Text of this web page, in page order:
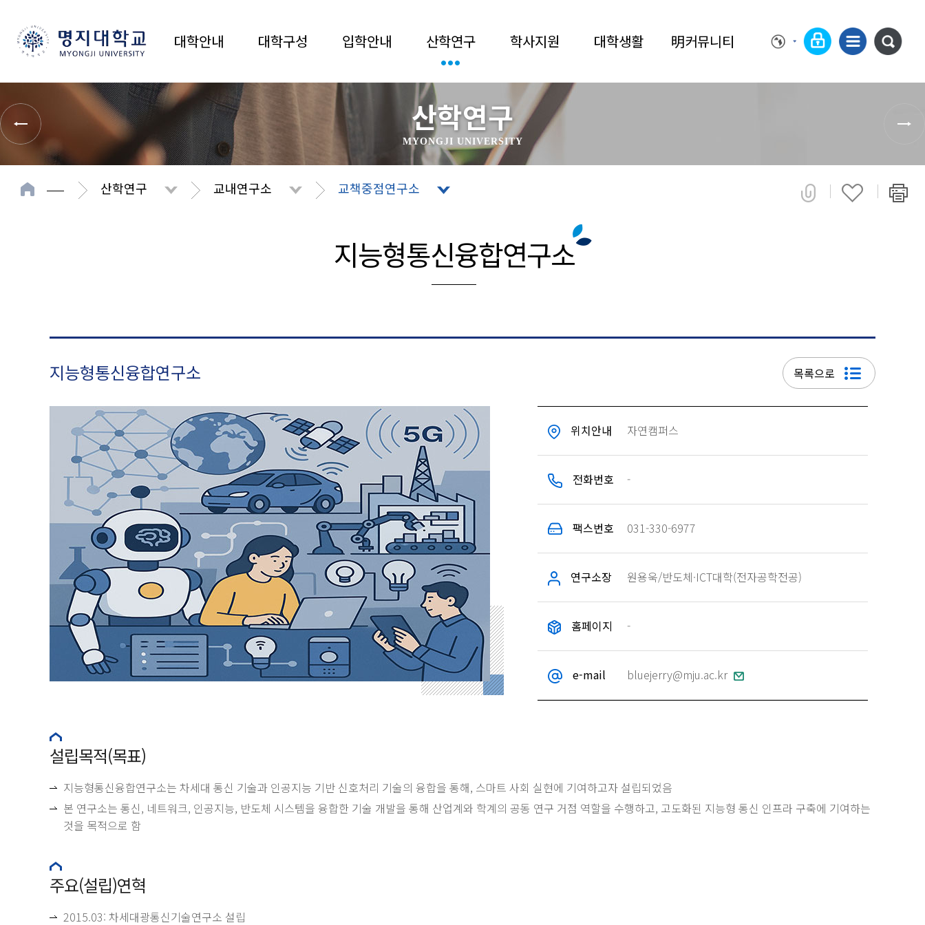
대학안내 대학구성 입학안내 산학연구 학사지원 대학생활 明커뮤니티
산학연구
MYONGJI UNIVERSITY
산학연구 교내연구소 교책중점연구소
지능형통신융합연구소
지능형통신융합연구소 목록으로
위치안내 자연캠퍼스
전화번호 -
팩스번호 031-330-6977
연구소장 원용욱/반도체·ICT대학(전자공학전공)
홈페이지 -
e-mail bluejerry@mju.ac.kr
설립목적(목표)
지능형통신융합연구소는 차세대 통신 기술과 인공지능 기반 신호처리 기술의 융합을 통해, 스마트 사회 실현에 기여하고자 설립되었음
본 연구소는 통신, 네트워크, 인공지능, 반도체 시스템을 융합한 기술 개발을 통해 산업계와 학계의 공동 연구 거점 역할을 수행하고, 고도화된 지능형 통신 인프라 구축에 기여하는
것을 목적으로 함
주요(설립)연혁
2015.03: 차세대광통신기술연구소 설립